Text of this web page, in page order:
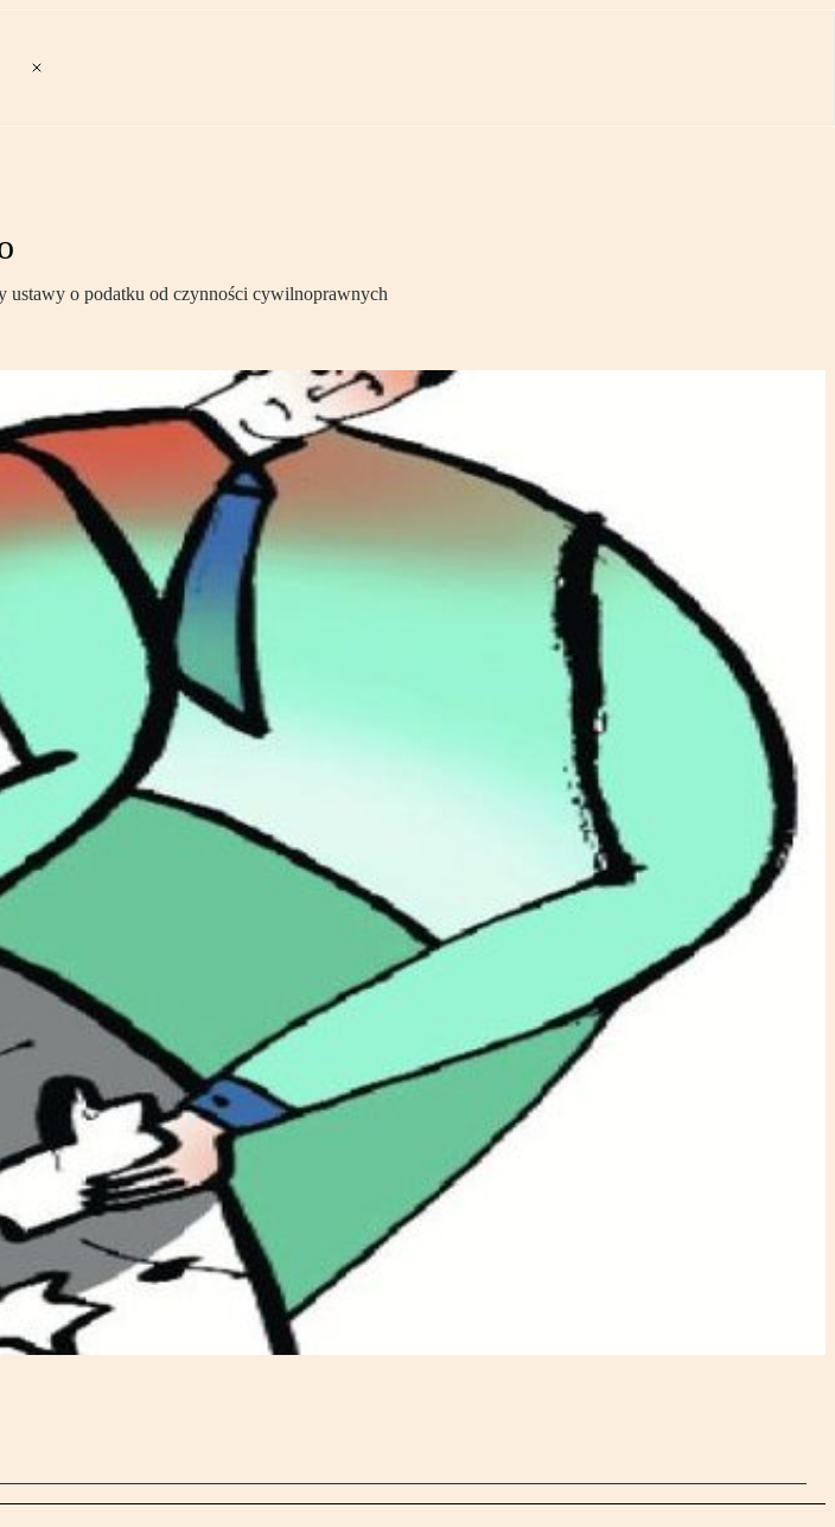
ustawy o podatku od czynności cywilnoprawnych